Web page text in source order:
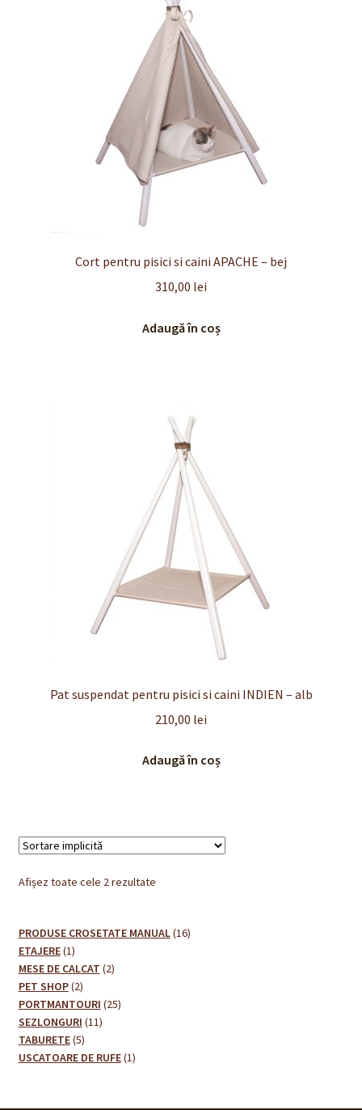
Politică de Confidențialitate cu privire la prelucrarea
datelor cu caracter personal
Politica de rambursari si returnari
Cort pentru pisici si caini APACHE – bej
310,00 lei
Adaugă în coș
Pat suspendat pentru pisici si caini INDIEN – alb
210,00 lei
Adaugă în coș
Afișez toate cele 2 rezultate
PRODUSE CROSETATE MANUAL 1616
ETAJERE 11
produs
MESE DE CALCAT 22
PET SHOP 22
produse
PORTMANTOURI 2525
SEZLONGURI 1111
TABURETE 55
produse
USCATOARE DE RUFE 11